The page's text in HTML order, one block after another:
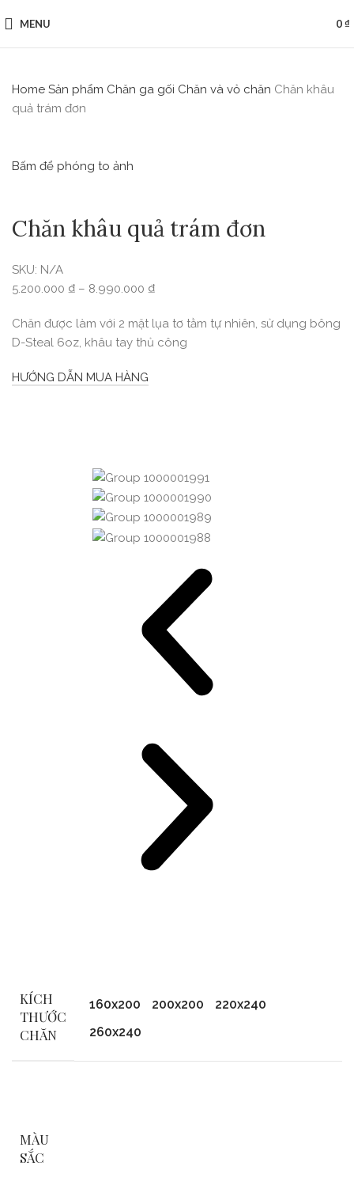
MENU 0₫
Home Sản phẩm Chăn ga gối Chăn và vỏ chăn Chăn khâu
quả trám đơn
Bấm để phóng to ảnh
Chăn khâu quả trám đơn
SKU: N/A
5.200.000 ₫ – 8.990.000 ₫
Chăn được làm với 2 mặt lụa tơ tằm tự nhiên, sử dụng bông
D-Steal 6oz, khâu tay thủ công
HƯỚNG DẪN MUA HÀNG
KÍCH
THƯỚC
CHĂN
160x200 200x200
220x240
260x240
MÀU
SẮC